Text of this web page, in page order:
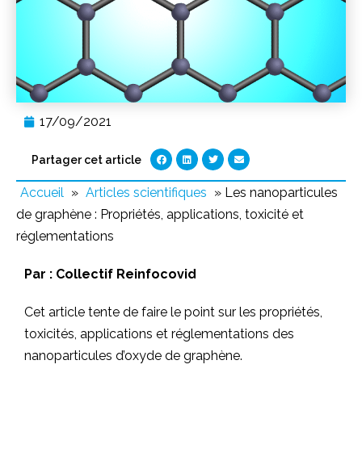
17/09/2021
Partager cet article
Accueil » Articles scientifiques » Les nanoparticules
de graphène : Propriétés, applications, toxicité et
réglementations
Par : Collectif Reinfocovid
Cet article tente de faire le point sur les propriétés,
toxicités, applications et réglementations des
nanoparticules d’oxyde de graphène.